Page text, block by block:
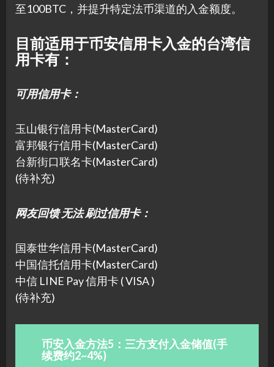
至100BTC，并提升特定法币渠道的入金额度。
目前适用于币安信用卡入金的台湾信
用卡有：
可用信用卡：
玉山银行信用卡(MasterCard)
富邦银行信用卡(MasterCard)
台新街口联名卡(MasterCard)
(待补充)
网友回馈 无法 刷过信用卡：
国泰世华信用卡(MasterCard)
中国信托信用卡(MasterCard)
中信 LINE Pay 信用卡 ( VISA )
(待补充)
币安入金方法5：三方支付入金储值(手
续费约2~4%)